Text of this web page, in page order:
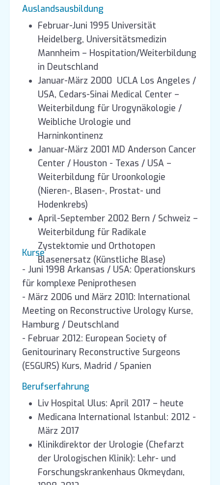
Auslandsausbildung
Februar-Juni 1995 Universität
Heidelberg, Universitätsmedizin
Mannheim – Hospitation/Weiterbildung
in Deutschland
Januar-März 2000 UCLA Los Angeles /
USA, Cedars-Sinai Medical Center –
Weiterbildung für Urogynäkologie /
Weibliche Urologie und
Harninkontinenz
Januar-März 2001 MD Anderson Cancer
Center / Houston - Texas / USA –
Weiterbildung für Uroonkologie
(Nieren-, Blasen-, Prostat- und
Hodenkrebs)
April-September 2002 Bern / Schweiz –
Weiterbildung für Radikale
Zystektomie und Orthotopen
Blasenersatz (Künstliche Blase)
Kurse
- Juni 1998 Arkansas / USA: Operationskurs
für komplexe Peniprothesen
- März 2006 und März 2010: International
Meeting on Reconstructive Urology Kurse,
Hamburg / Deutschland
- Februar 2012: European Society of
Genitourinary Reconstructive Surgeons
(ESGURS) Kurs, Madrid / Spanien
Berufserfahrung
Liv Hospital Ulus: April 2017 – heute
Medicana International Istanbul: 2012 -
März 2017
Klinikdirektor der Urologie (Chefarzt
der Urologischen Klinik): Lehr- und
Forschungskrankenhaus Okmeydanı,